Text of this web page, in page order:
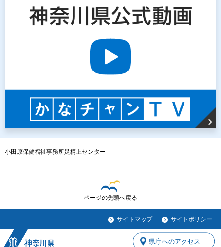
小田原保健福祉事務所足柄上センター
ページの先頭へ戻る
サイトマップ サイトポリシー
県庁へのアクセス